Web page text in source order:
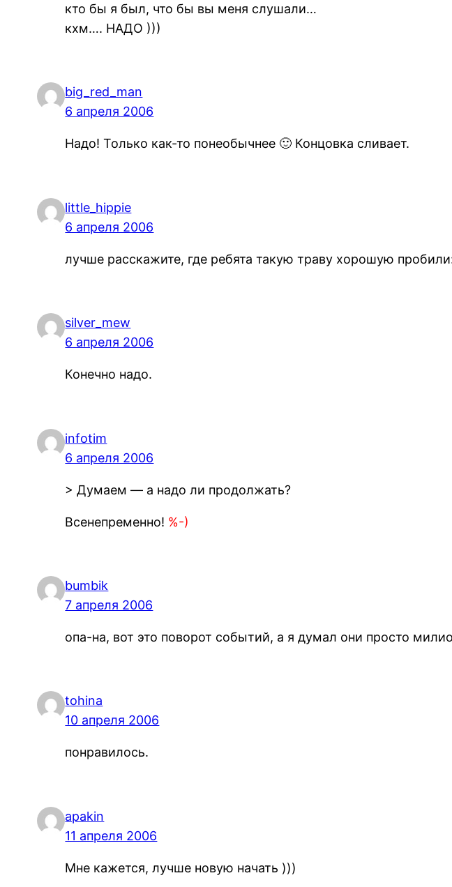
кто бы я был, что бы вы меня слушали…
кхм…. НАДО )))
big_red_man
6 апреля 2006
Надо! Только как-то понеобычнее 🙂 Концовка сливает.
little_hippie
6 апреля 2006
лучше расскажите, где ребята такую траву хорошую
silver_mew
6 апреля 2006
Конечно надо.
infotim
6 апреля 2006
> Думаем — а надо ли продолжать?
Всенепременно! %-)
bumbik
7 апреля 2006
опа-на, вот это поворот событий, а я думал они просто
tohina
10 апреля 2006
понравилось.
apakin
11 апреля 2006
Мне кажется, лучше новую начать )))